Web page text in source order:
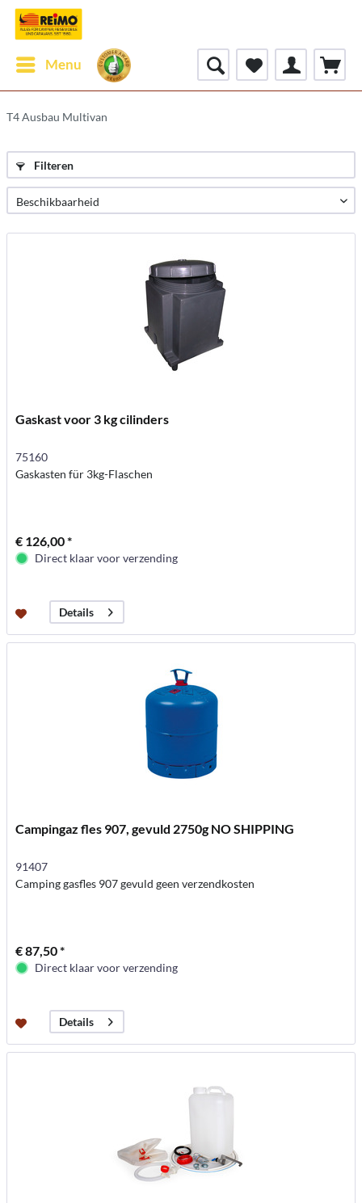
Menu
T4 Ausbau Multivan
Filteren
Gaskast voor 3 kg cilinders
75160
Gaskasten für 3kg-Flaschen
€ 126,00 *
Direct klaar voor verzending
Details
Campingaz fles 907, gevuld 2750g NO SHIPPING
91407
Camping gasfles 907 gevuld geen verzendkosten
€ 87,50 *
Direct klaar voor verzending
Details